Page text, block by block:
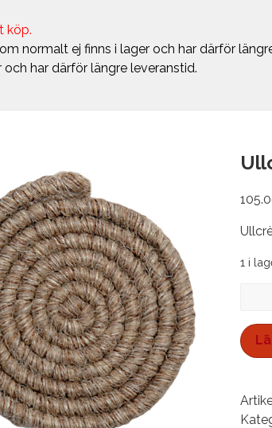
köp.
normalt ej finns i lager och har därför
har därför längre leveranstid.
1 i